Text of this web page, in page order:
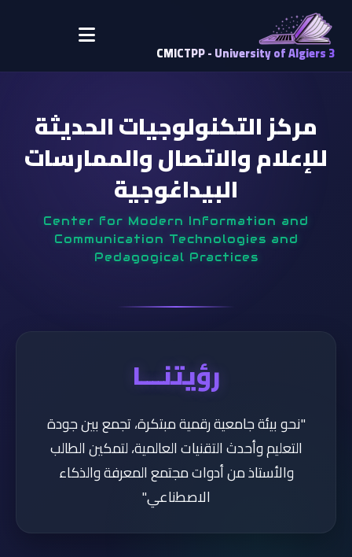
CMICTPP - University of Algiers 3
مركز التكنولوجيات الحديثة
للإعلام والاتصال والممارسات
البيداغوجية
Center for Modern Information and
Communication Technologies and
Pedagogical Practices
رؤيتنــــا
"نحو بيئة جامعية رقمية مبتكرة، تجمع بين جودة
التعليم وأحدث التقنيات العالمية، لتمكين الطالب
والأستاذ من أدوات مجتمع المعرفة والذكاء
الاصطناعي."